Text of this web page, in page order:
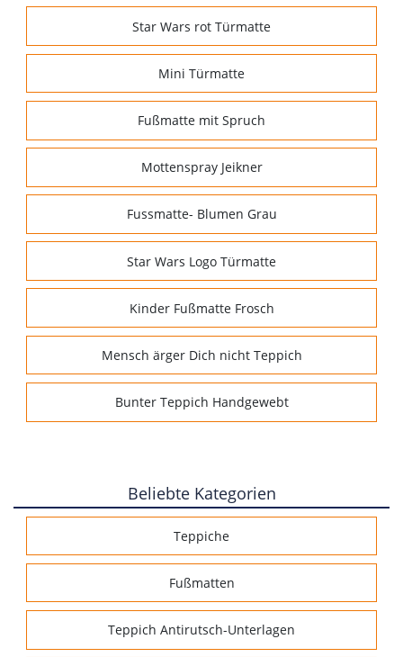
Star Wars rot Türmatte
Mini Türmatte
Fußmatte mit Spruch
Mottenspray Jeikner
Fussmatte- Blumen Grau
Star Wars Logo Türmatte
Kinder Fußmatte Frosch
Mensch ärger Dich nicht Teppich
Bunter Teppich Handgewebt
Beliebte Kategorien
Teppiche
Fußmatten
Teppich Antirutsch-Unterlagen